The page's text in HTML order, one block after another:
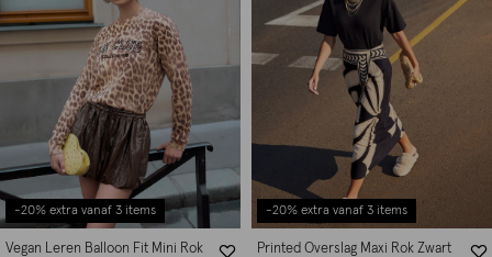
-20% extra vanaf 3 items
Vegan Leren Balloon Fit Mini Rok
-20% extra vanaf 3 items
Printed Overslag Maxi Rok Zwart